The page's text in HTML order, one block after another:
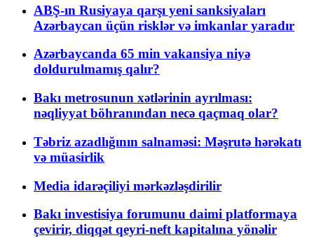
ABŞ-ın Rusiyaya qarşı yeni sanksiyaları
Azərbaycan üçün risklər və imkanlar yaradır
Azərbaycanda 65 min vakansiya niyə
doldurulmamış qalır?
Bakı metrosunun xətlərinin ayrılması:
nəqliyyat böhranından necə qaçmaq olar?
Təbriz azadlığının salnaməsi: Məşrutə hərəkatı
və müasirlik
Media idarəçiliyi mərkəzləşdirilir
Bakı investisiya forumunu daimi platformaya
çevirir, diqqət qeyri-neft kapitalına yönəlir